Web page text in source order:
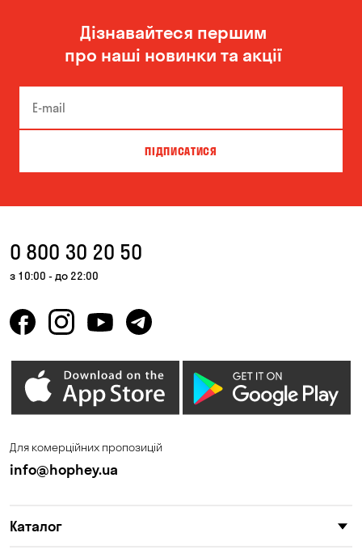
Дізнавайтеся першим
про наші новинки та акції
ПІДПИСАТИСЯ
0 800 30 20 50
з 10:00 - до 22:00
Для комерційних пропозицій
info@hophey.ua
Каталог